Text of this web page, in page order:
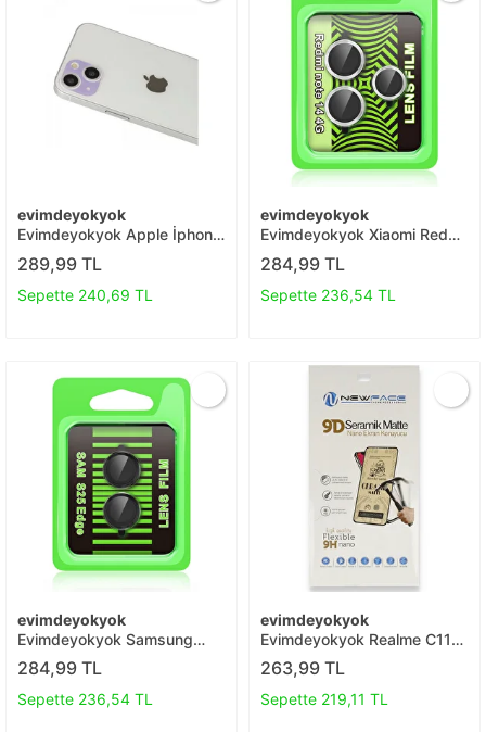
evimdeyokyok
Evimdeyokyok Apple İphone
13 Rainbow Kamera Lens
Koruma Cam - Mor T20
289,99 TL
Sepette 240,69 TL
evimdeyokyok
Evimdeyokyok Xiaomi Redmi
Note 14 4g Raze Metal
Kamera Lens - Gümüş T20
284,99 TL
Sepette 236,54 TL
evimdeyokyok
Evimdeyokyok Samsung
Galaxy S25 Edge Raze Metal
Kamera Lens - Siyah T20
284,99 TL
Sepette 236,54 TL
evimdeyokyok
Evimdeyokyok Realme C11
2021 Mat Seramik Nano
Ekran Koruyucu T20
263,99 TL
Sepette 219,11 TL